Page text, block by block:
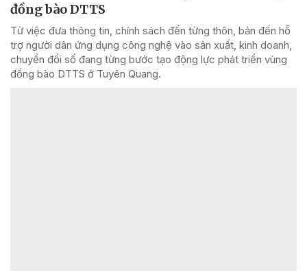
đồng bào DTTS
Từ việc đưa thông tin, chính sách đến từng thôn, bản đến hỗ
trợ người dân ứng dụng công nghệ vào sản xuất, kinh doanh,
chuyển đổi số đang từng bước tạo động lực phát triển vùng
đồng bào DTTS ở Tuyên Quang.